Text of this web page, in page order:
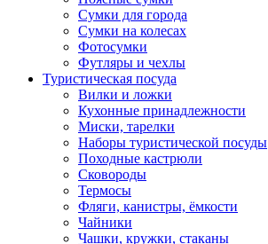
Сумки для города
Сумки на колесах
Фотосумки
Футляры и чехлы
Туристическая посуда
Вилки и ложки
Кухонные принадлежности
Миски, тарелки
Наборы туристической посуды
Походные кастрюли
Сковороды
Термосы
Фляги, канистры, ёмкости
Чайники
Чашки, кружки, стаканы